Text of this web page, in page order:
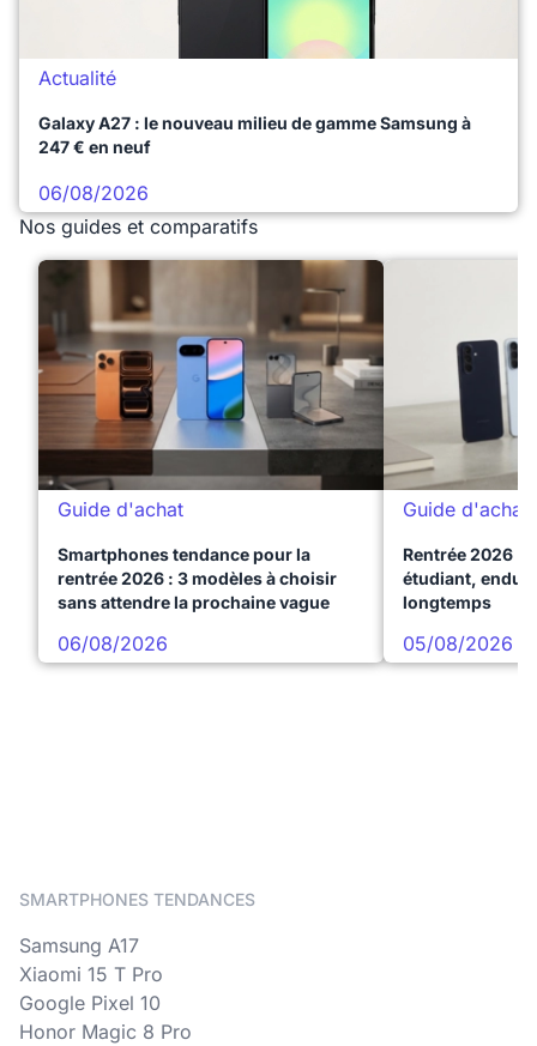
Actualité
Galaxy A27 : le nouveau milieu de gamme Samsung à
247 € en neuf
06/08/2026
Nos guides et comparatifs
Guide d'achat
Smartphones tendance pour la
rentrée 2026 : 3 modèles à choisir
sans attendre la prochaine vague
06/08/2026
Guide d'achat
Rentrée 2026 :
étudiant,
longtemps
05/08/2026
SMARTPHONES TENDANCES
Samsung A17
Xiaomi 15 T Pro
Google Pixel 10
Honor Magic 8 Pro